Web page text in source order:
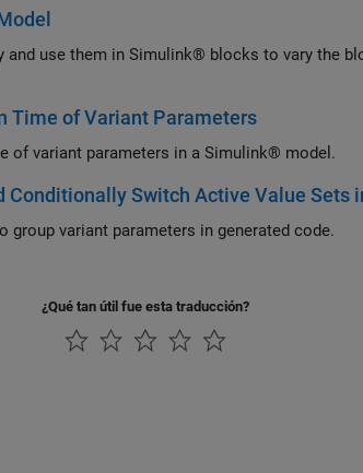
use them in Simulink® blocks to vary the
Time of Variant Parameters
of variant parameters in a Simulink® model.
Switch Active Value Sets
Learn how to use variant parameter banks to group variant parameters in generated code.
¿Qué tan útil fue esta traducción?